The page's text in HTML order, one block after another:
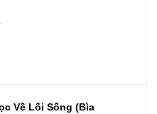
Về Lối Sống (Bìa